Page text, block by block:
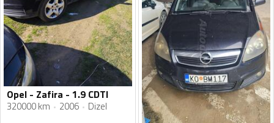
Opel - Zafira - 1.9 CDTI
320000 km 2006 Dizel